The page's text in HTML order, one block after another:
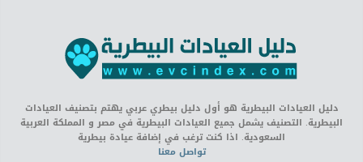
دليل العيادات البيطرية هو أول دليل بيطري عربي يهتم بتصنيف العيادات
البيطرية. التصنيف يشمل جميع العيادات البيطرية في مصر و المملكة العربية
السعودية. اذا كنت ترغب في إضافة عيادة بيطرية
تواصل معنا